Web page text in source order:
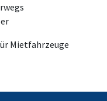
Mietfahrzeuge